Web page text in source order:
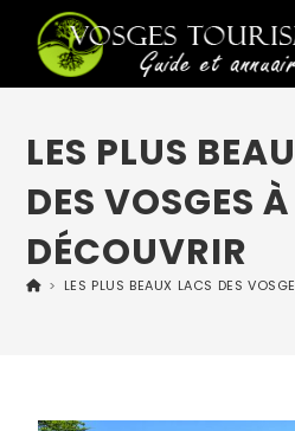
LES PLUS
DES VOSGES À
DÉCOUVRIR
> LES PLUS BEAUX LACS DES